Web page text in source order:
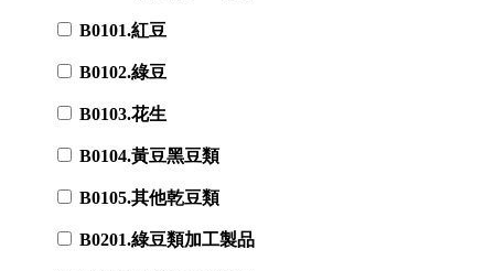
B0101.紅豆
B0102.綠豆
B0103.花生
B0104.黃豆黑豆類
B0105.其他乾豆類
B0201.綠豆類加工製品